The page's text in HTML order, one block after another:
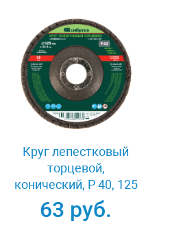
Круг лепестковый
торцевой,
конический, Р 40, 125
х 22.2 мм Сибртех
74083
63 руб.